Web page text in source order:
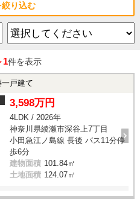
絞り込む
1件を表示
戸建て
3,598万円
4LDK / 2026年
神奈川県綾瀬市深谷上7丁目
小田急江ノ島線 長後 バス11分停
歩6分
建物面積 101.84㎡
土地面積 124.07㎡